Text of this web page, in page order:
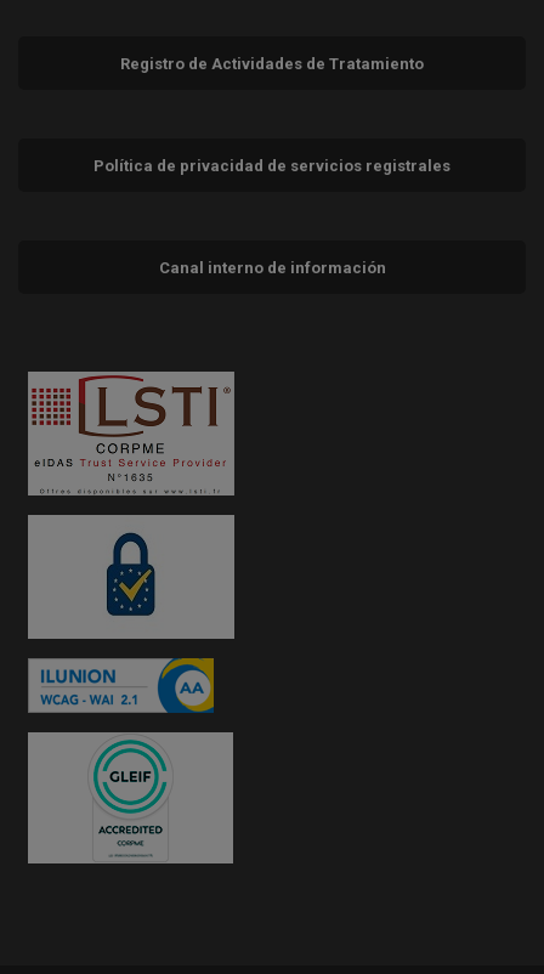
Registro de Actividades de Tratamiento
Política de privacidad de servicios registrales
Canal interno de información